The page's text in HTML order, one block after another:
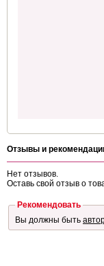
Отзывы и
Нет отзывов.
Оставь свой отзыв о
Рекомендовать
Вы должны быть